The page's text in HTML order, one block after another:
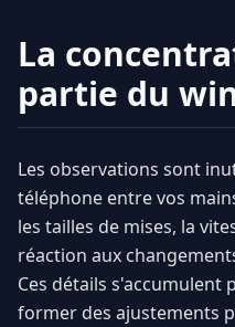
La
partie du
Les observations sont
téléphone entre vos
les tailles de mises, la
réaction aux
Ces détails
former des ajustements